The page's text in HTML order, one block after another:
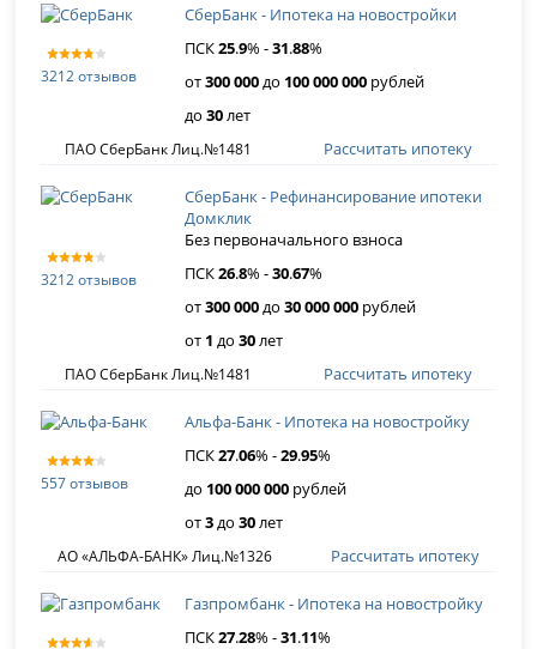
3212 отзывов
СберБанк - Ипотека на новостройки
ПСК25.9% -31.88%
от300 000до 100 000 000 рублей
до30лет
ПАО СберБанк Лиц.№1481 Рассчитать ипотеку
3212 отзывов
СберБанк - Рефинансирование ипотеки
Домклик
Без первоначального взноса
ПСК26.8% -30.67%
от300 000до30 000 000 рублей
от 1 до30лет
ПАО СберБанк Лиц.№1481 Рассчитать ипотеку
557 отзывов
Альфа-Банк - Ипотека на новостройку
ПСК27.06% -29.95%
до 100 000 000 рублей
от3до30лет
АО «АЛЬФА-БАНК» Лиц.№1326 Рассчитать ипотеку
Газпромбанк - Ипотека на новостройку
ПСК27.28% -31.11%